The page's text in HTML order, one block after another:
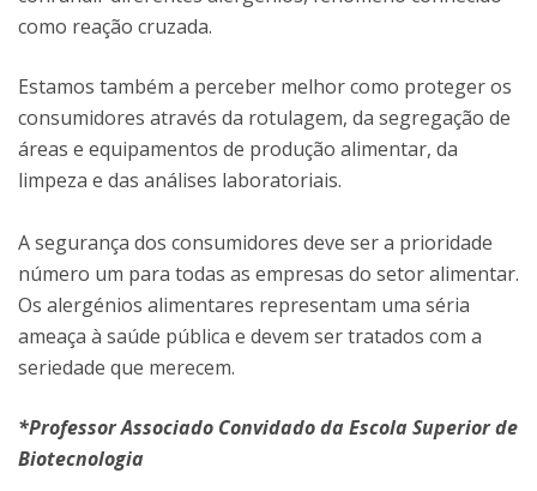
como reação cruzada.
Estamos também a perceber melhor como proteger os
consumidores através da rotulagem, da segregação de
áreas e equipamentos de produção alimentar, da
limpeza e das análises laboratoriais.
A segurança dos consumidores deve ser a prioridade
número um para todas as empresas do setor alimentar.
Os alergénios alimentares representam uma séria
ameaça à saúde pública e devem ser tratados com a
seriedade que merecem.
*Professor Associado Convidado da Escola Superior de
Biotecnologia